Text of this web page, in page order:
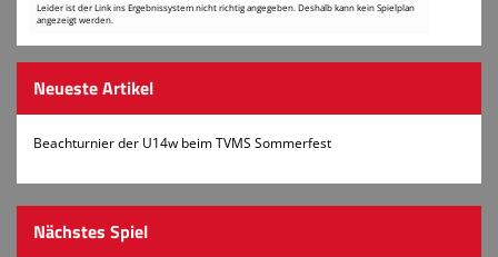
Sponsoren
Koronarsport
Badminton
Karate
Leider ist der Link ins Ergebnissystem nicht richtig angegeben. Deshalb kann kein Spielplan
angezeigt werden.
Neueste Artikel
Beachturnier der U14w beim TVMS Sommerfest
Nächstes Spiel